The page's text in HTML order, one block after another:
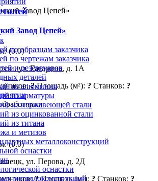
по образцам заказчика
по чертежам заказчика
и резервуаров
деталей
из алюминия
из арматуры
из нержавеющей стали
из оцинкованной стали
из титана
и метизов
металлоконструкций
оснастки
оснастки
металлоконструкций
Завод Цепей»
(0.0)
ул. Гагарина, д. 1А
? Площадь (м²): ? Станков: ?
(0.0)
ул. Перова, д. 2Д
? Площадь (м²): ? Станков: ?